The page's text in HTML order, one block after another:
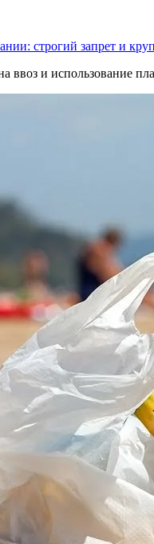
строгий запрет и
ввоз и использование